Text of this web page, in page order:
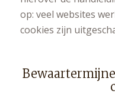
op: veel websites
cookies zijn